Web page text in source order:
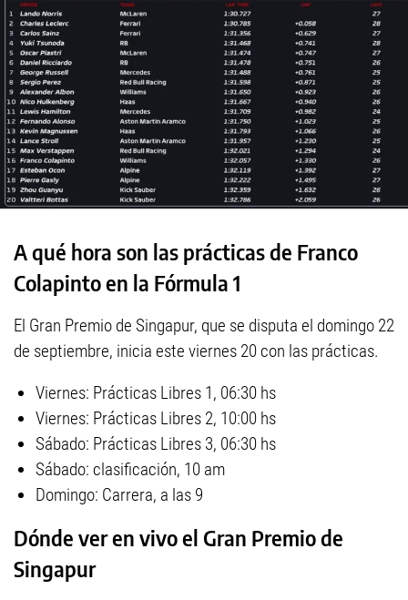
A qué hora son las prácticas de Franco
Colapinto en la Fórmula 1
El Gran Premio de Singapur, que se disputa el domingo 22
de septiembre, inicia este viernes 20 con las prácticas.
Viernes: Prácticas Libres 1, 06:30 hs
Viernes: Prácticas Libres 2, 10:00 hs
Sábado: Prácticas Libres 3, 06:30 hs
Sábado: clasificación, 10 am
Domingo: Carrera, a las 9
Dónde ver en vivo el Gran Premio de
Singapur